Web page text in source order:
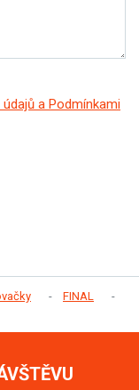
a Podmínkami
FINAL